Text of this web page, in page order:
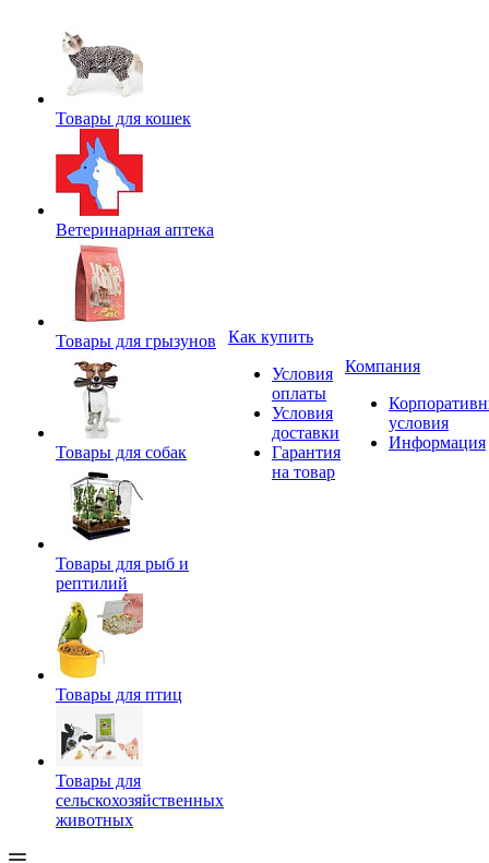
Товары для кошек
Ветеринарная аптека
Товары для грызунов
Товары для собак
Товары для рыб и
рептилий
Товары для птиц
Товары для
сельскохозяйственных
животных
Как купить
Условия
оплаты
Условия
доставки
Гарантия
на товар
Компания
условия
Информация